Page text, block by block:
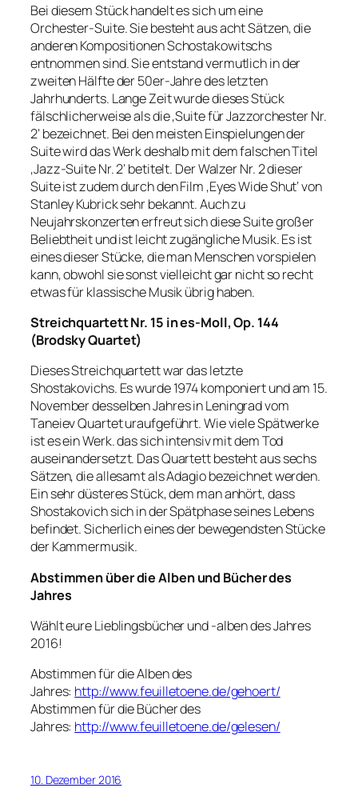
Bei diesem Stück handelt es sich um eine
Orchester-Suite. Sie besteht aus acht Sätzen, die
anderen Kompositionen Schostakowitschs
entnommen sind. Sie entstand vermutlich in der
zweiten Hälfte der 50er-Jahre des letzten
Jahrhunderts. Lange Zeit wurde dieses Stück
fälschlicherweise als die ‚Suite für Jazzorchester Nr.
2‘ bezeichnet. Bei den meisten Einspielungen der
Suite wird das Werk deshalb mit dem falschen Titel
‚Jazz-Suite Nr. 2‘ betitelt. Der Walzer Nr. 2 dieser
Suite ist zudem durch den Film ‚Eyes Wide Shut‘ von
Stanley Kubrick sehr bekannt. Auch zu
Neujahrskonzerten erfreut sich diese Suite großer
Beliebtheit und ist leicht zugängliche Musik. Es ist
eines dieser Stücke, die man Menschen vorspielen
kann, obwohl sie sonst vielleicht gar nicht so recht
etwas für klassische Musik übrig haben.
Streichquartett Nr. 15 in es-Moll, Op. 144
(Brodsky Quartet)
Dieses Streichquartett war das letzte
Shostakovichs. Es wurde 1974 komponiert und am 15.
November desselben Jahres in Leningrad vom
Taneiev Quartet uraufgeführt. Wie viele Spätwerke
ist es ein Werk. das sich intensiv mit dem Tod
auseinandersetzt. Das Quartett besteht aus sechs
Sätzen, die allesamt als Adagio bezeichnet werden.
Ein sehr düsteres Stück, dem man anhört, dass
Shostakovich sich in der Spätphase seines Lebens
befindet. Sicherlich eines der bewegendsten Stücke
der Kammermusik.
Abstimmen über dieAlben und Bücher des
Jahres
Wählt eure Lieblingsbücher und -alben des Jahres
2016!
Abstimmen für die Alben des
Jahres: http://www.feuilletoene.de/gehoert/
Abstimmen für die Bücher des
Jahres: http://www.feuilletoene.de/gelesen/
10. Dezember 2016